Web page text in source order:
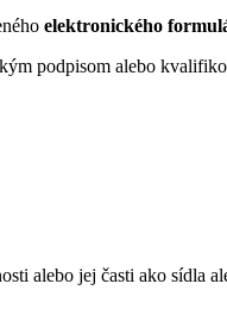
elektronického
podpisom alebo
alebo jej časti ako sídla